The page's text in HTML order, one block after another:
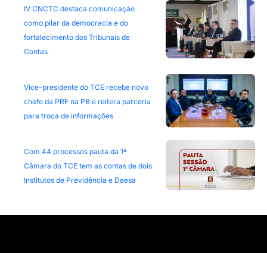
IV CNCTC destaca comunicação
como pilar da democracia e do
fortalecimento dos Tribunais de
Contas
Vice-presidente do TCE recebe novo
chefe da PRF na PB e reitera parceria
para troca de informações
Com 44 processos pauta da 1ª
Câmara do TCE tem as contas de dois
Institutos de Previdência e Daesa